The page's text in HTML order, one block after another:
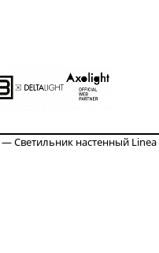
—Светильник настенный